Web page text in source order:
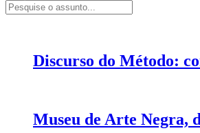
Discurso do Método:
Museu de Arte Negra,